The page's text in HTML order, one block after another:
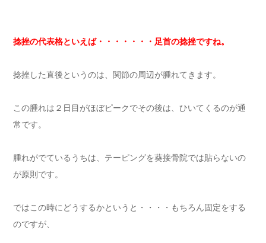
捻挫の代表格といえば・・・・・・・足首の捻挫ですね。
捻挫した直後というのは、関節の周辺が腫れてきます。
この腫れは２日目がほぼピークでその後は、ひいてくるのが通
常です。
腫れがでているうちは、テーピングを葵接骨院では貼らないの
が原則です。
ではこの時にどうするかというと・・・・もちろん固定をする
のですが、